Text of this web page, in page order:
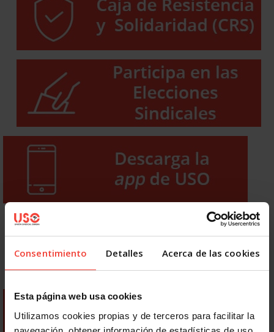
Consentimiento Detalles Acerca de las cookies
Esta página web usa cookies
Utilizamos cookies propias y de terceros para facilitar la